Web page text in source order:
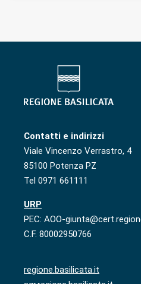
Contatti e indirizzi
Viale Vincenzo Verrastro, 4
85100 Potenza PZ
Tel 0971 661111
URP
PEC: AOO-
C.F. 80002950766
regione.basilicata.it